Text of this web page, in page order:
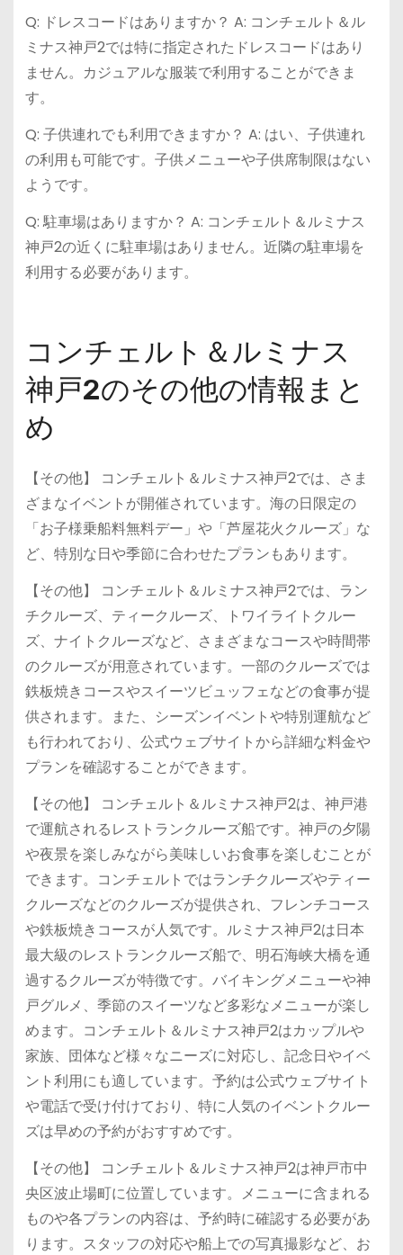
Q: ドレスコードはありますか？ A: コンチェルト＆ル
ミナス神戸2では特に指定されたドレスコードはあり
ません。カジュアルな服装で利用することができま
す。
Q: 子供連れでも利用できますか？ A: はい、子供連れ
の利用も可能です。子供メニューや子供席制限はない
ようです。
Q: 駐車場はありますか？ A: コンチェルト＆ルミナス
神戸2の近くに駐車場はありません。近隣の駐車場を
利用する必要があります。
コンチェルト＆ルミナス
神戸2のその他の情報まと
め
【その他】 コンチェルト＆ルミナス神戸2では、さま
ざまなイベントが開催されています。海の日限定の
「お子様乗船料無料デー」や「芦屋花火クルーズ」な
ど、特別な日や季節に合わせたプランもあります。
【その他】 コンチェルト＆ルミナス神戸2では、ラン
チクルーズ、ティークルーズ、トワイライトクルー
ズ、ナイトクルーズなど、さまざまなコースや時間帯
のクルーズが用意されています。一部のクルーズでは
鉄板焼きコースやスイーツビュッフェなどの食事が提
供されます。また、シーズンイベントや特別運航など
も行われており、公式ウェブサイトから詳細な料金や
プランを確認することができます。
【その他】 コンチェルト＆ルミナス神戸2は、神戸港
で運航されるレストランクルーズ船です。神戸の夕陽
や夜景を楽しみながら美味しいお食事を楽しむことが
できます。コンチェルトではランチクルーズやティー
クルーズなどのクルーズが提供され、フレンチコース
や鉄板焼きコースが人気です。ルミナス神戸2は日本
最大級のレストランクルーズ船で、明石海峡大橋を通
過するクルーズが特徴です。バイキングメニューや神
戸グルメ、季節のスイーツなど多彩なメニューが楽し
めます。コンチェルト＆ルミナス神戸2はカップルや
家族、団体など様々なニーズに対応し、記念日やイベ
ント利用にも適しています。予約は公式ウェブサイト
や電話で受け付けており、特に人気のイベントクルー
ズは早めの予約がおすすめです。
【その他】 コンチェルト＆ルミナス神戸2は神戸市中
央区波止場町に位置しています。メニューに含まれる
ものや各プランの内容は、予約時に確認する必要があ
ります。スタッフの対応や船上での写真撮影など、お